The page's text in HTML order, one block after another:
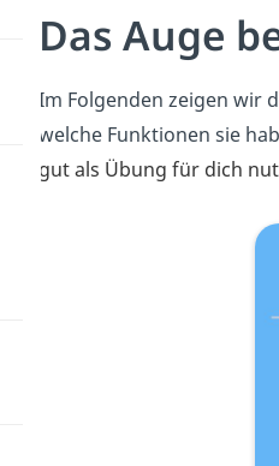
Das Auge
Im Folgenden zeigen wir
welche Funktionen sie
gut als Übung für dich